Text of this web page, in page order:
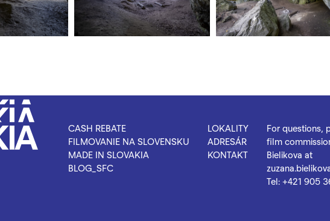
CASH REBATE
FILMOVANIE NA SLOVENSKU
MADE IN SLOVAKIA
BLOG_SFC
LOKALITY
ADRESÁR
KONTAKT
For questions,
film
Bielikova at
Tel: +421 905